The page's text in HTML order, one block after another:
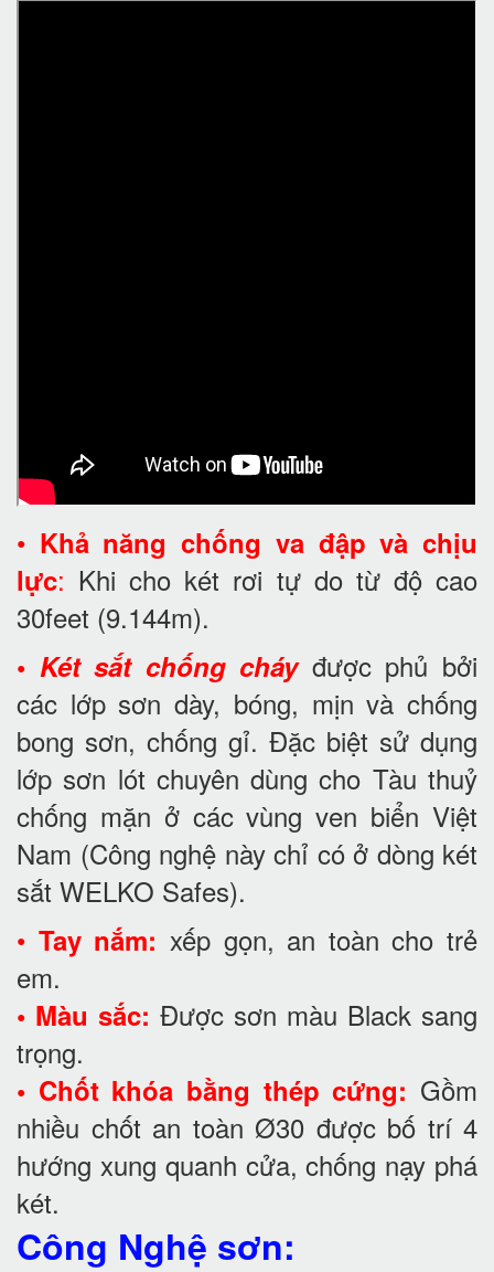
• Khả năng chống va đập và chịu
lực: Khi cho két rơi tự do từ độ cao
30feet (9.144m).
• Két sắt chống cháyđược phủ bởi
các lớp sơn dày, bóng, mịn và chống
bong sơn, chống gỉ. Đặc biệt sử dụng
lớp sơn lót chuyên dùng cho Tàu thuỷ
chống mặn ở các vùng ven biển Việt
Nam (Công nghệ này chỉ có ở dòng két
sắt WELKO Safes).
• Tay nắm: xếp gọn, an toàn cho trẻ
em.
• Màu sắc: Được sơn màu Black sang
trọng.
• Chốt khóa bằng thép cứng: Gồm
nhiều chốt an toàn Ø30 được bố trí 4
hướng xung quanh cửa, chống nạy phá
két.
Công Nghệ sơn: